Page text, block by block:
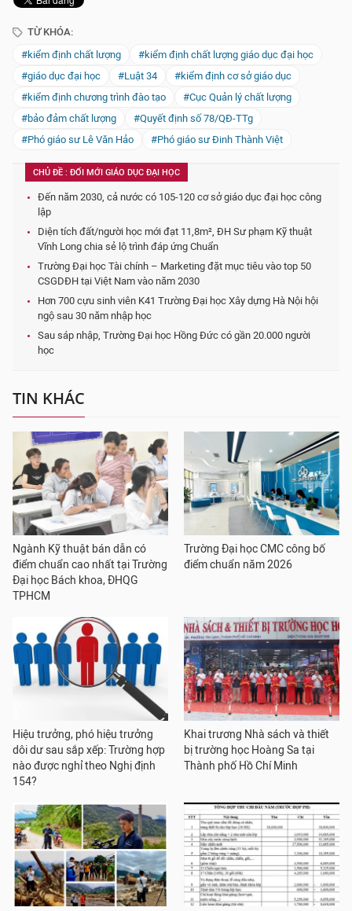
TỪ KHÓA:
#kiểm định chất lượng
#kiểm định chất lượng giáo dục đại học
#giáo dục đại học
#Luật 34
#kiểm định cơ sở giáo dục
#kiểm định chương trình đào tạo
#Cục Quản lý chất lượng
#bảo đảm chất lượng
#Quyết định số 78/QĐ-TTg
#Phó giáo sư Lê Văn Hảo
#Phó giáo sư Đinh Thành Việt
CHỦ ĐỀ : ĐỔI MỚI GIÁO DỤC ĐẠI HỌC
Đến năm 2030, cả nước có 105-120 cơ sở giáo dục đại học công
lập
Diện tích đất/người học mới đạt 11,8m², ĐH Sư phạm Kỹ thuật
Vĩnh Long chia sẻ lộ trình đáp ứng Chuẩn
Trường Đại học Tài chính – Marketing đặt mục tiêu vào top 50
CSGDĐH tại Việt Nam vào năm 2030
Hơn 700 cựu sinh viên K41 Trường Đại học Xây dựng Hà Nội hội
ngộ sau 30 năm nhập học
Sau sáp nhập, Trường Đại học Hồng Đức có gần 20.000 người
học
TIN KHÁC
Ngành Kỹ thuật bán dẫn có
điểm chuẩn cao nhất tại Trường
Đại học Bách khoa, ĐHQG
TPHCM
Trường Đại học CMC công bố
điểm chuẩn năm 2026
Hiệu trưởng, phó hiệu trưởng
dôi dư sau sắp xếp: Trường hợp
nào được nghỉ theo Nghị định
154?
Khai trương Nhà sách và thiết
bị trường học Hoàng Sa tại
Thành phố Hồ Chí Minh